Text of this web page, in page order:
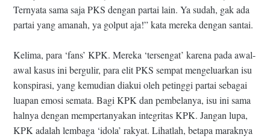
Ternyata sama saja PKS dengan partai lain. Ya sudah, gak ada
partai yang amanah, ya golput aja!” kata mereka dengan santai.
Kelima, para ‘fans’ KPK. Mereka ‘tersengat’ karena pada awal-
awal kasus ini bergulir, para elit PKS sempat mengeluarkan isu
konspirasi, yang kemudian diakui oleh petinggi partai sebagai
luapan emosi semata. Bagi KPK dan pembelanya, isu ini sama
halnya dengan mempertanyakan integritas KPK. Jangan lupa,
KPK adalah lembaga ‘idola’ rakyat. Lihatlah, betapa maraknya